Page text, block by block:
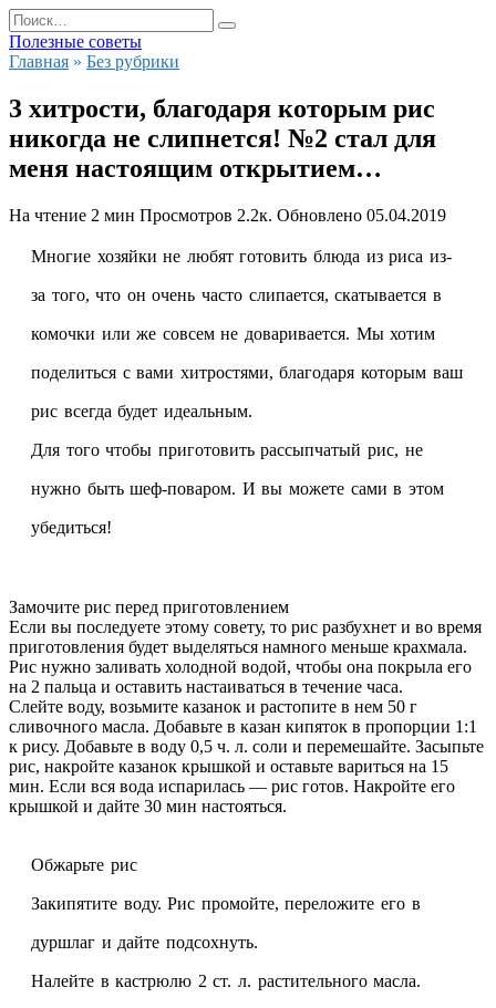
Перейти
к
содержанию
Search
for:
Полезные советы
Главная » Без рубрики
3 хитрости, благодаря которым рис
никогда не слипнется! №2 стал для
меня настоящим открытием…
На чтение 2 мин Просмотров 2.2к. Обновлено 05.04.2019
Многие хозяйки не любят готовить блюда из риса из-
за того, что он очень часто слипается, скатывается в
комочки или же совсем не доваривается. Мы хотим
поделиться с вами хитростями, благодаря которым ваш
рис всегда будет идеальным.
Для того чтобы приготовить рассыпчатый рис, не
нужно быть шеф-поваром. И вы можете сами в этом
убедиться!
Замочите рис перед приготовлением
Если вы последуете этому совету, то рис разбухнет и во время
приготовления будет выделяться намного меньше крахмала.
Рис нужно заливать холодной водой, чтобы она покрыла его
на 2 пальца и оставить настаиваться в течение часа.
Слейте воду, возьмите казанок и растопите в нем 50 г
сливочного масла. Добавьте в казан кипяток в пропорции 1:1
к рису. Добавьте в воду 0,5 ч. л. соли и перемешайте. Засыпьте
рис, накройте казанок крышкой и оставьте вариться на 15
мин. Если вся вода испарилась — рис готов. Накройте его
крышкой и дайте 30 мин настояться.
Обжарьте рис
Закипятите воду. Рис промойте, переложите его в
дуршлаг и дайте подсохнуть.
Налейте в кастрюлю 2 ст. л. растительного масла.